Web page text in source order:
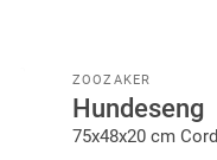
ZOOZAKER
Hundeseng
75x48x20 cm Cord